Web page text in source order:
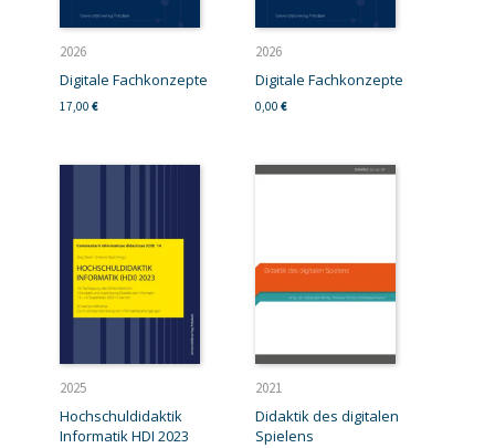
2026
Digitale Fachkonzepte
17,00 €
2026
Digitale Fachkonzepte
0,00 €
2025
Hochschuldidaktik
Informatik HDI 2023
2021
Didaktik des digitalen
Spielens